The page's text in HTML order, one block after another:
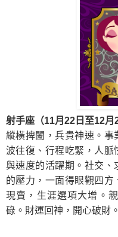
射手座（11月22日至12月
縱橫捭闔，兵貴神速。事
波往復、行程吃緊，人
與速度的活躍期。社交
的壓力，一面得眼觀四
現賣，生涯選項大增。
碌。財運回神，開心破財